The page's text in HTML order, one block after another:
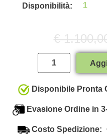
Disponibilità: 1
€
Disponibile Pronta
Evasione Ordine in
Costo Spedizione: